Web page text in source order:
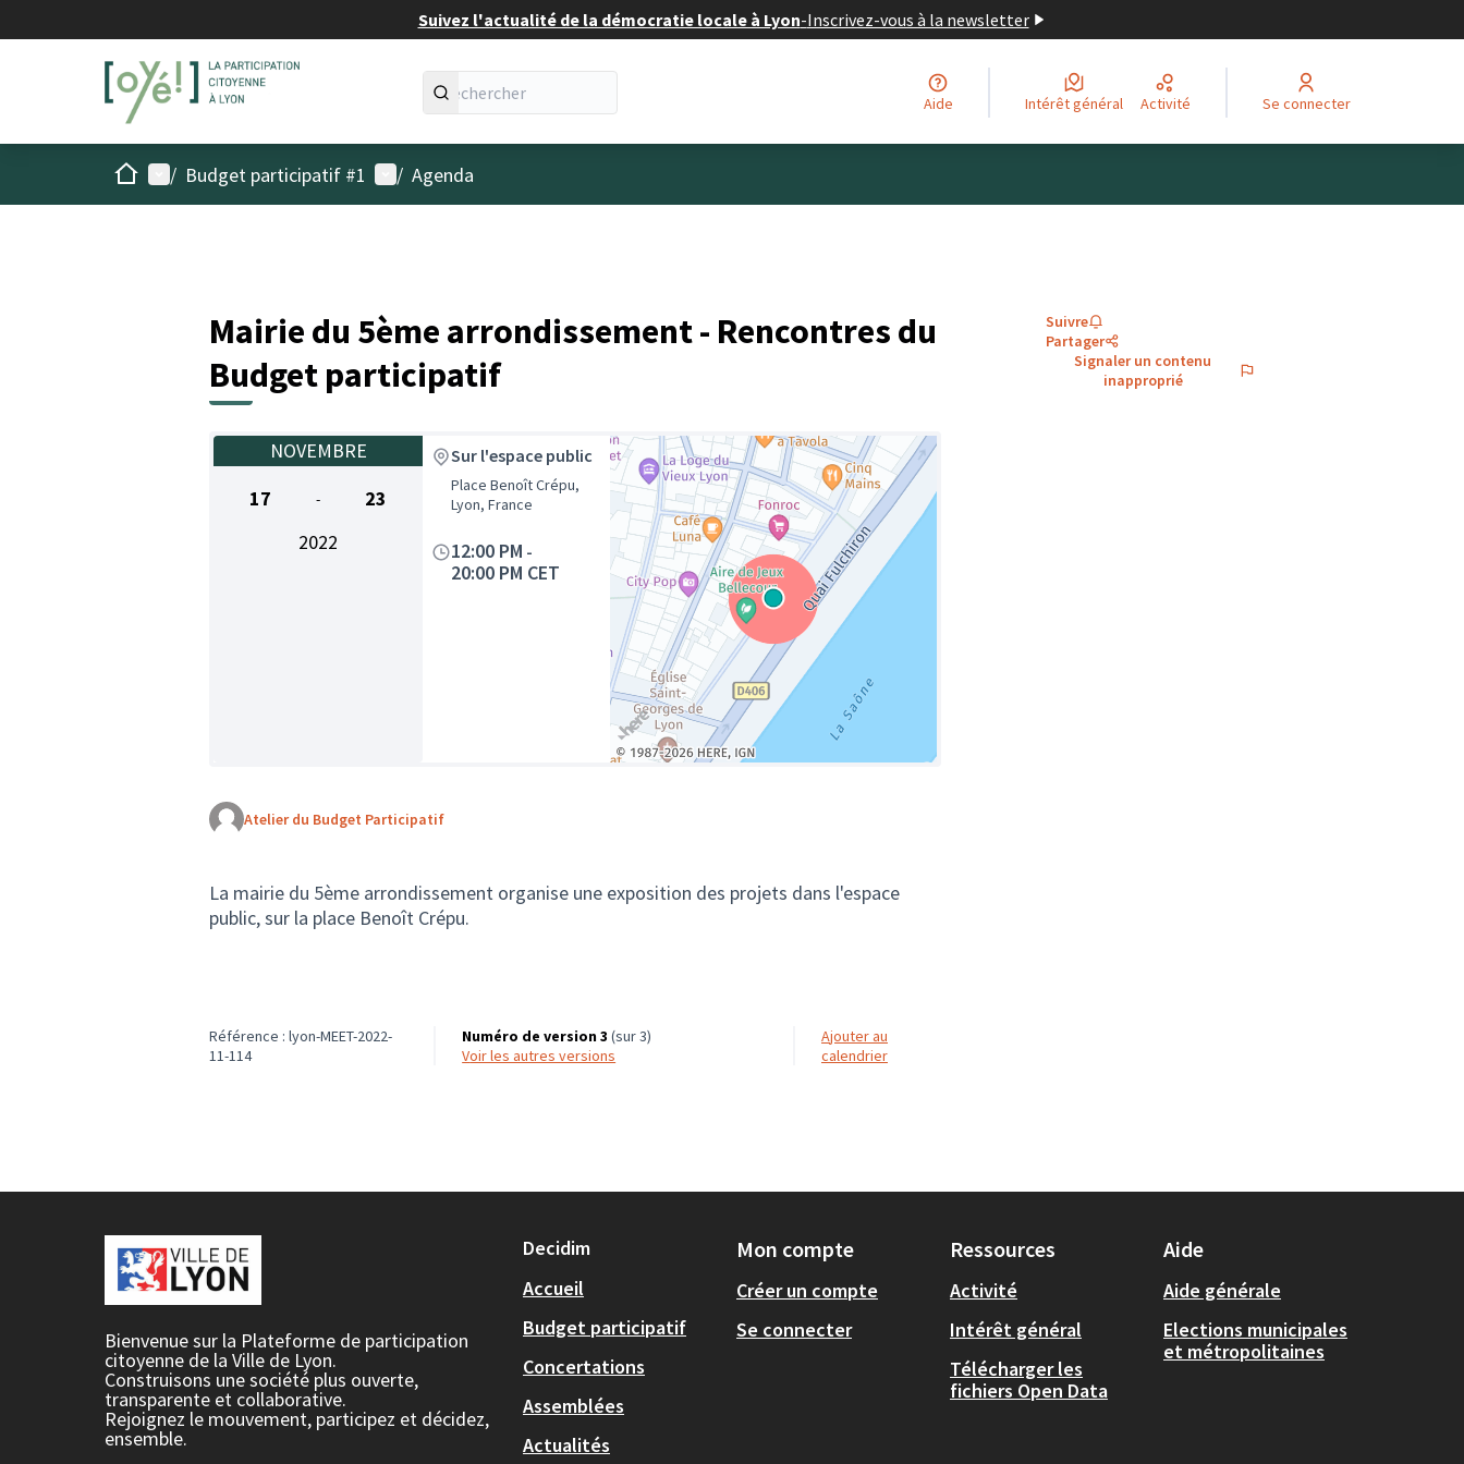
Suivez l'actualité de la démocratie locale à Lyon-Inscrivez-vous à la newsletter
Aide Intérêt général Activité Se connecter
AccueilMenu principal
/ Budget participatif #1 Menu utilisateur
/ Agenda
Mairie du 5ème arrondissement - Rencontres du
Budget participatif
NOVEMBRE
17
-
23
2022
Sur l'espace public
Place Benoît Crépu,
Lyon, France
12:00 PM -
20:00 PM CET
Atelier du Budget Participatif
La mairie du 5ème arrondissement organise une exposition des projets dans l'espace
public, sur la place Benoît Crépu.
Suivre
Partager
Signaler un contenu
inapproprié
Référence : lyon-MEET-2022-
11-114
Numéro de version 3 (sur 3)
voir les autres versions
Ajouter au
calendrier
Bienvenue sur la Plateforme de participation
citoyenne de la Ville de Lyon.
Construisons une société plus ouverte,
transparente et collaborative.
Rejoignez le mouvement, participez et décidez,
ensemble.
Decidim
Accueil
Budget participatif
Concertations
Assemblées
Actualités
Mon compte
Créer un compte
Se connecter
Ressources
Activité
Intérêt général
Télécharger les
fichiers Open Data
Aide
Aide générale
Elections municipales
et métropolitaines